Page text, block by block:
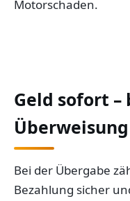
Motorschaden.
Geld sofort
Überweisung
Bei der Übergabe
Bezahlung sicher